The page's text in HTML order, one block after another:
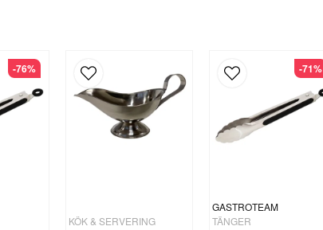
-76%
KÖK & SERVERING
GASTROTEAM
TÄNGER
-71%